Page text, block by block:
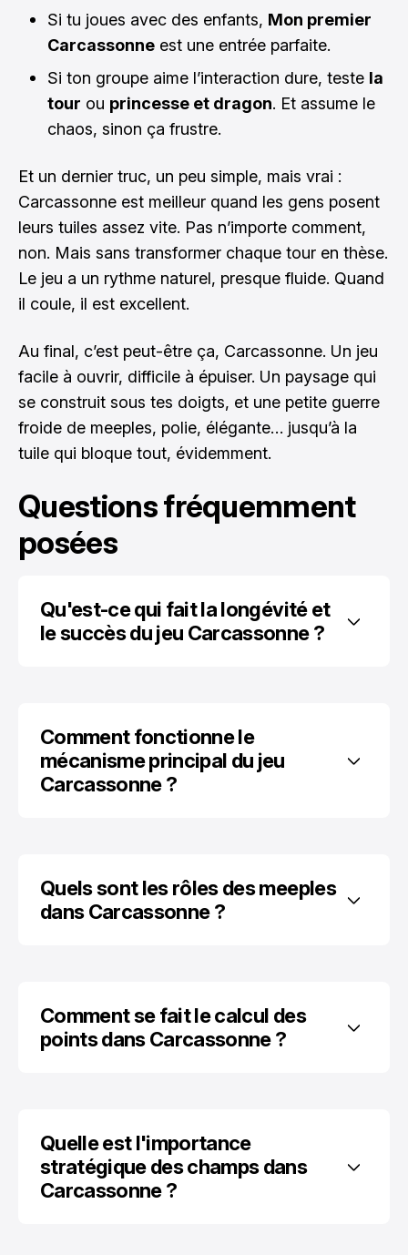
Si tu joues avec des enfants, Mon premier
Carcassonne est une entrée parfaite.
Si ton groupe aime l’interaction dure, teste la
tour ou princesse et dragon. Et assume le
chaos, sinon ça frustre.
Et un dernier truc, un peu simple, mais vrai :
Carcassonne est meilleur quand les gens posent
leurs tuiles assez vite. Pas n’importe comment,
non. Mais sans transformer chaque tour en thèse.
Le jeu a un rythme naturel, presque fluide. Quand
il coule, il est excellent.
Au final, c’est peut-être ça, Carcassonne. Un jeu
facile à ouvrir, difficile à épuiser. Un paysage qui
se construit sous tes doigts, et une petite guerre
froide de meeples, polie, élégante… jusqu’à la
tuile qui bloque tout, évidemment.
Questions fréquemment
posées
Qu'est-ce qui fait la longévité et
le succès du jeu Carcassonne ?
Comment fonctionne le
mécanisme principal du jeu
Carcassonne ?
Quels sont les rôles des meeples
dans Carcassonne ?
Comment se fait le calcul des
points dans Carcassonne ?
Quelle est l'importance
stratégique des champs dans
Carcassonne ?